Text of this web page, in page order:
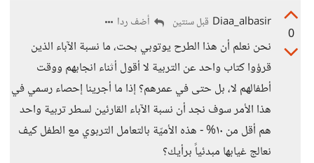
0
Diaa_albasir قبل سنتين أضف ردا
نحن نعلم أن هذا الطرح يوتوبي بحت، ما نسبة الآباء الذين
قرؤوا كتاب واحد عن التربية لا أقول أثناء انجابهم ووقت
أطفالهم لا، بل حتى في عمرهم؟ إذا ما أجرينا إحصاء رسمي في
هذا الأمر سوف نجد أن نسبة الآباء القارئين لسطر تربية واحد
هم أقل من ١٠% - هذه الأميّة بالتعامل التربوي مع الطفل كيف
نعالج غيابها مبدئياً برأيك؟